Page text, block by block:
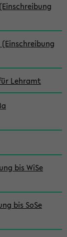
Lehramt
bis WiSe
bis SoSe